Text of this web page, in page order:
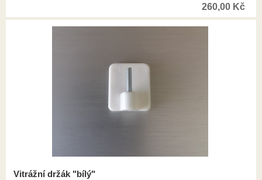
260,00 Kč
Vitrážní držák "bílý"